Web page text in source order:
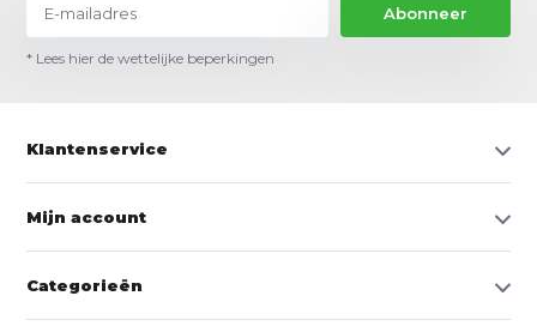
Abonneer
* Lees hier de wettelijke beperkingen
Klantenservice
Mijn account
Categorieën